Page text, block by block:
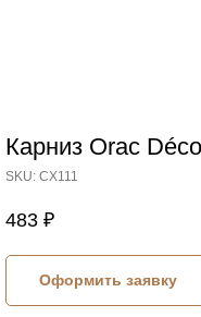
Карниз Orac
SKU: CX111
483 ₽
Оформить заявку